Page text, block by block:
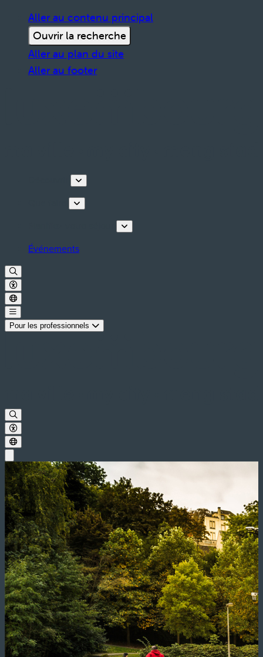
Aller au contenu principal
Ouvrir la recherche
Aller au plan du site
Aller au footer
Événements
Pour les professionnels